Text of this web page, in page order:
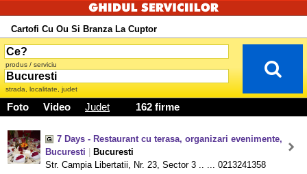
Cartofi Cu Ou Si Branza La Cuptor
produs / serviciu
strada, localitate, judet
Foto Video Judet 162 firme
7 Days - Restaurant cu terasa, organizari evenimente,
Bucuresti
Bucuresti
Str. Campia Libertatii, Nr. 23, Sector 3 .. ... 0213241358